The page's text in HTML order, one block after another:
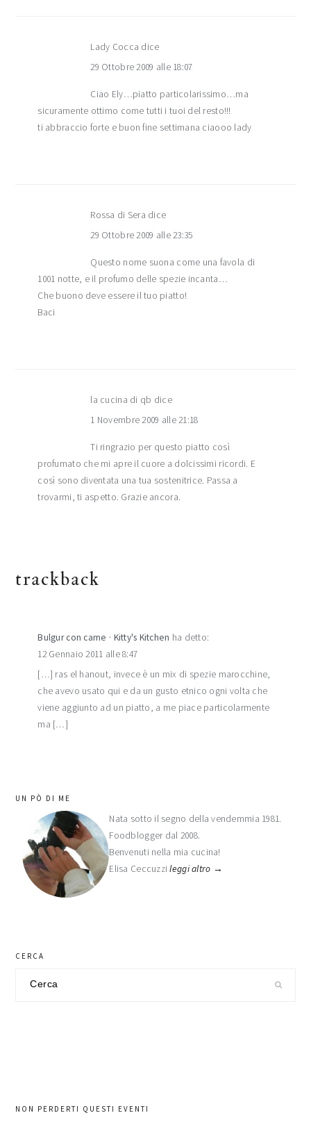
Lady Cocca dice
29 Ottobre 2009 alle 18:07
Ciao Ely…piatto particolarissimo…ma
sicuramente ottimo come tutti i tuoi del resto!!!
ti abbraccio forte e buon fine settimana ciaooo lady
Rossa di Sera dice
29 Ottobre 2009 alle 23:35
Questo nome suona come una favola di
1001 notte, e il profumo delle spezie incanta…
Che buono deve essere il tuo piatto!
Baci
la cucina di qb dice
1 Novembre 2009 alle 21:18
Ti ringrazio per questo piatto così
profumato che mi apre il cuore a dolcissimi ricordi. E
così sono diventata una tua sostenitrice. Passa a
trovarmi, ti aspetto. Grazie ancora.
trackback
Bulgur con carne · Kitty's Kitchen ha detto:
12 Gennaio 2011 alle 8:47
[…] ras el hanout, invece è un mix di spezie marocchine,
che avevo usato qui e da un gusto etnico ogni volta che
viene aggiunto ad un piatto, a me piace particolarmente
ma […]
barra
laterale
primaria
UN PÒ DI ME
Nata sotto il segno della vendemmia 1981.
Foodblogger dal 2008.
Benvenuti nella mia cucina!
Elisa Ceccuzzileggi altro →
CERCA
NON PERDERTI QUESTI EVENTI